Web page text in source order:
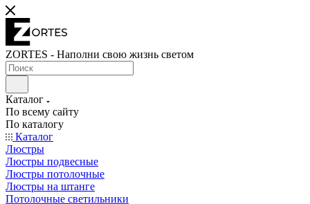
ZORTES - Наполни свою жизнь светом
Каталог
По всему сайту
По каталогу
Каталог
Люстры
Люстры подвесные
Люстры потолочные
Люстры на штанге
Потолочные светильники